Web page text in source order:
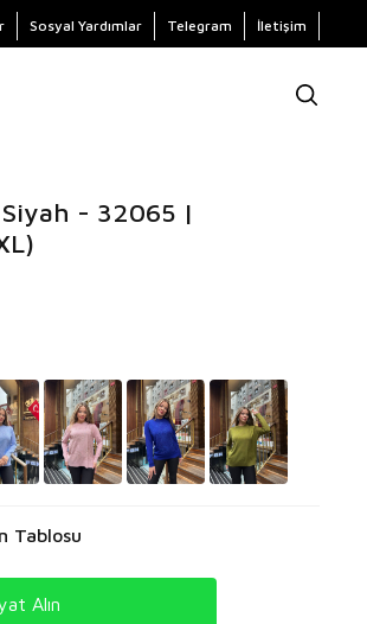
Sosyal Yardımlar Telegram İletişim
Siyah - 32065 |
Tablosu
Alın